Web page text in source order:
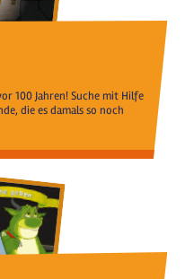
100 Jahren! Suche mit Hilfe
die es damals so noch